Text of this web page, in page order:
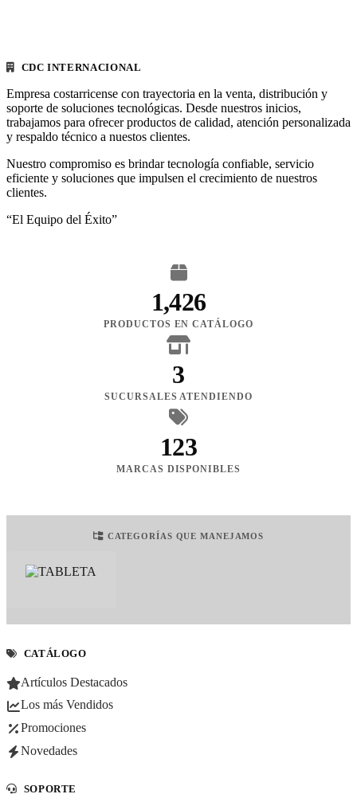
CDC INTERNACIONAL
Empresa costarricense con trayectoria en la venta, distribución y
soporte de soluciones tecnológicas. Desde nuestros inicios,
trabajamos para ofrecer productos de calidad, atención personalizada
y respaldo técnico a nuestos clientes.
Nuestro compromiso es brindar tecnología confiable, servicio
eficiente y soluciones que impulsen el crecimiento de nuestros
clientes.
“El Equipo del Éxito”
1,426
PRODUCTOS EN CATÁLOGO
3
SUCURSALES ATENDIENDO
123
MARCAS DISPONIBLES
CATEGORÍAS QUE MANEJAMOS
CATÁLOGO
Artículos Destacados
Los más Vendidos
Promociones
Novedades
SOPORTE